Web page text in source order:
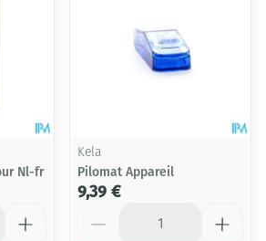
Nl-fr
Kela
Pilomat Appareil
9,39 €